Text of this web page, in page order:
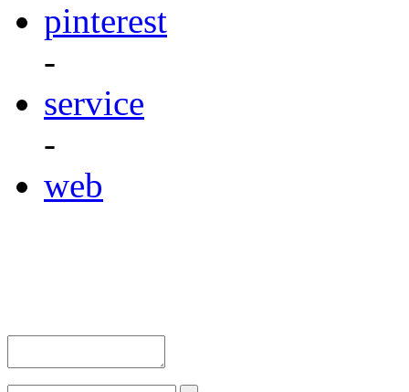
pinterest
-
service
-
web